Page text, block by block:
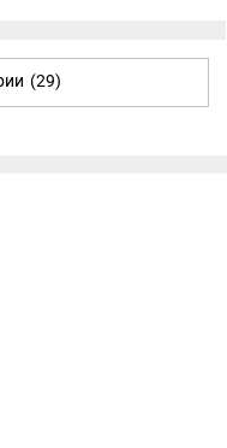
(29)